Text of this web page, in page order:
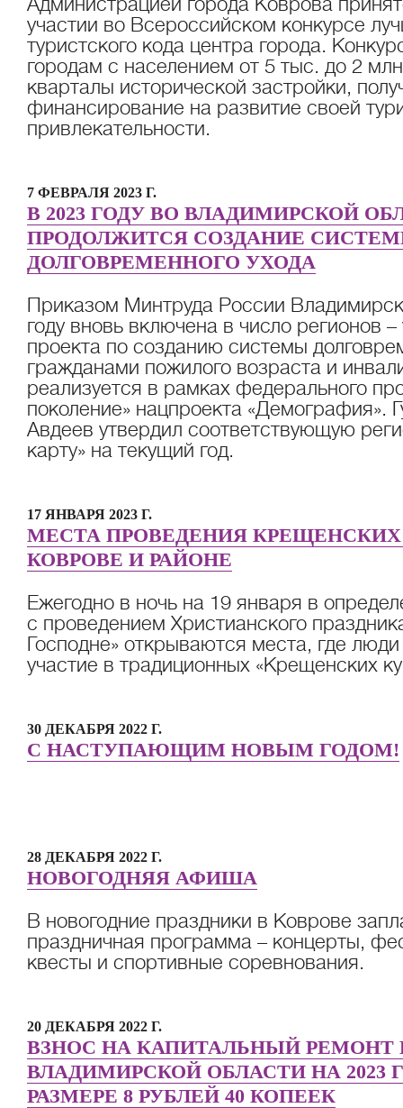
участии во Всероссийском конкурсе
туристского кода центра города.
городам с населением от 5 тыс. до 2
кварталы исторической застройки,
финансирование на развитие своей
привлекательности.
7 ФЕВРАЛЯ 2023 Г.
В 2023 ГОДУ ВО ВЛАДИМИРСКОЙ
ПРОДОЛЖИТСЯ СОЗДАНИЕ
ДОЛГОВРЕМЕННОГО УХОДА
Приказом Минтруда России
году вновь включена в число регионов –
проекта по созданию системы
гражданами пожилого возраста и
реализуется в рамках федерального
поколение» нацпроекта «Демография».
Авдеев утвердил соответствующую
карту» на текущий год.
17 ЯНВАРЯ 2023 Г.
МЕСТА ПРОВЕДЕНИЯ
КОВРОВЕ И РАЙОНЕ
Ежегодно в ночь на 19 января в
с проведением Христианского
Господне» открываются места, где люди
участие в традиционных «Крещенских
30 ДЕКАБРЯ 2022 Г.
С НАСТУПАЮЩИМ НОВЫМ ГОДОМ!
28 ДЕКАБРЯ 2022 Г.
НОВОГОДНЯЯ АФИША
В новогодние праздники в Коврове
праздничная программа – концерты,
квесты и спортивные соревнования.
20 ДЕКАБРЯ 2022 Г.
ВЗНОС НА КАПИТАЛЬНЫЙ РЕМОНТ
ВЛАДИМИРСКОЙ ОБЛАСТИ НА 2023
РАЗМЕРЕ 8 РУБЛЕЙ 40 КОПЕЕК